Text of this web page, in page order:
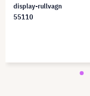
display-rullvagn
55110